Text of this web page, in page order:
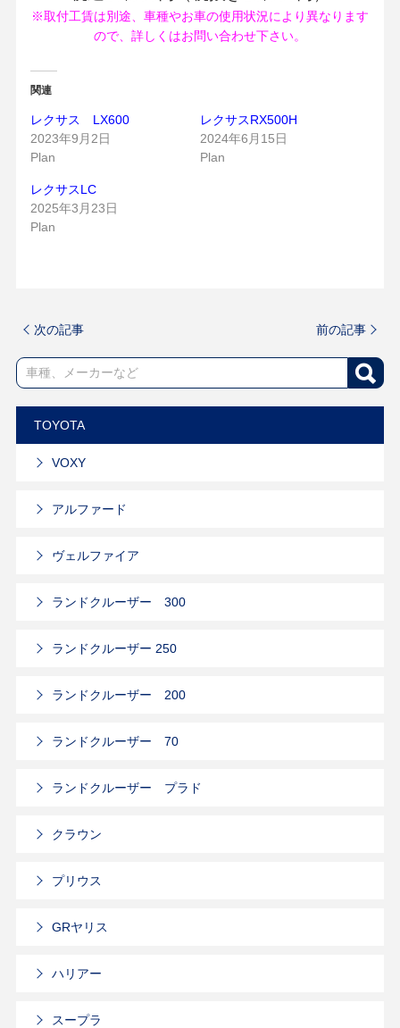
※取付工賃は別途、車種やお車の使用状況により異なります
ので、詳しくはお問い合わせ下さい。
関連
レクサス LX600
2023年9月2日
Plan
レクサスRX500H
2024年6月15日
Plan
レクサスLC
2025年3月23日
Plan
次の記事 前の記事
TOYOTA
VOXY
アルファード
ヴェルファイア
ランドクルーザー 300
ランドクルーザー 250
ランドクルーザー 200
ランドクルーザー 70
ランドクルーザー プラド
クラウン
プリウス
GRヤリス
ハリアー
スープラ